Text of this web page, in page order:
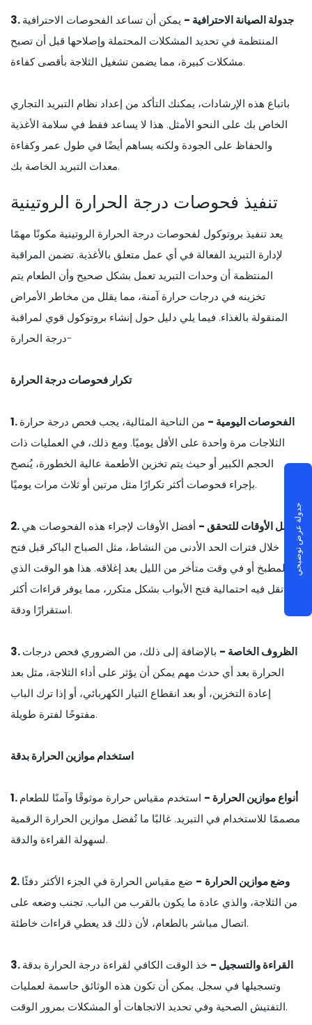
3. جدولة الصيانة الاحترافية - يمكن أن تساعد الفحوصات الاحترافية
المنتظمة في تحديد المشكلات المحتملة وإصلاحها قبل أن تصبح
مشكلات كبيرة، مما يضمن تشغيل الثلاجة بأقصى كفاءة.
باتباع هذه الإرشادات، يمكنك التأكد من إعداد نظام التبريد التجاري
الخاص بك على النحو الأمثل. هذا لا يساعد فقط في سلامة الأغذية
والحفاظ على الجودة ولكنه يساهم أيضًا في طول عمر وكفاءة
معدات التبريد الخاصة بك.
تنفيذ فحوصات درجة الحرارة الروتينية
يعد تنفيذ بروتوكول لفحوصات درجة الحرارة الروتينية مكونًا مهمًا
لإدارة التبريد الفعالة في أي عمل متعلق بالأغذية. تضمن المراقبة
المنتظمة أن وحدات التبريد تعمل بشكل صحيح وأن الطعام يتم
تخزينه في درجات حرارة آمنة، مما يقلل من مخاطر الأمراض
المنقولة بالغذاء. فيما يلي دليل حول إنشاء بروتوكول قوي لمراقبة
درجة الحرارة-
تكرار فحوصات درجة الحرارة
1. الفحوصات اليومية - من الناحية المثالية، يجب فحص درجة حرارة
الثلاجات مرة واحدة على الأقل يوميًا. ومع ذلك، في العمليات ذات
الحجم الكبير أو حيث يتم تخزين الأطعمة عالية الخطورة، يُنصح
بإجراء فحوصات أكثر تكرارًا مثل مرتين أو ثلاث مرات يوميًا.
2. أفضل الأوقات للتحقق - أفضل الأوقات لإجراء هذه الفحوصات هي
خلال فترات الحد الأدنى من النشاط، مثل الصباح الباكر قبل فتح
المطبخ أو في وقت متأخر من الليل بعد إغلاقه. هذا هو الوقت الذي
تقل فيه احتمالية فتح الأبواب بشكل متكرر، مما يوفر قراءات أكثر
استقرارًا ودقة.
3. الظروف الخاصة - بالإضافة إلى ذلك، من الضروري فحص درجات
الحرارة بعد أي حدث مهم يمكن أن يؤثر على أداء الثلاجة، مثل بعد
إعادة التخزين، أو بعد انقطاع التيار الكهربائي، أو إذا ترك الباب
مفتوحًا لفترة طويلة.
استخدام موازين الحرارة بدقة
1. أنواع موازين الحرارة - استخدم مقياس حرارة موثوقًا وآمنًا للطعام
مصممًا للاستخدام في التبريد. غالبًا ما تُفضل موازين الحرارة الرقمية
لسهولة القراءة والدقة.
2. وضع موازين الحرارة - ضع مقياس الحرارة في الجزء الأكثر دفئًا
من الثلاجة، والذي عادة ما يكون بالقرب من الباب. تجنب وضعه على
اتصال مباشر بالطعام، لأن ذلك قد يعطي قراءات خاطئة.
3. القراءة والتسجيل - خذ الوقت الكافي لقراءة درجة الحرارة بدقة
وتسجيلها في سجل. يمكن أن تكون هذه الوثائق حاسمة لعمليات
التفتيش الصحية وفي تحديد الاتجاهات أو المشكلات بمرور الوقت.
جدولة عرض توضيحي